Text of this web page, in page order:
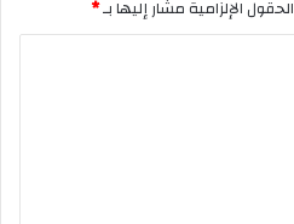
الحقول الإلزامية مشار إليها بـ*